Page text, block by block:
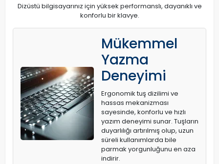
Dizüstü bilgisayarınız için yüksek performanslı, dayanıklı ve
konforlu bir klavye.
Mükemmel
Yazma
Deneyimi
Ergonomik tuş dizilimi ve
hassas mekanizması
sayesinde, konforlu ve hızlı
yazım deneyimi sunar. Tuşların
duyarlılığı artırılmış olup, uzun
süreli kullanımlarda bile
parmak yorgunluğunu en aza
indirir.